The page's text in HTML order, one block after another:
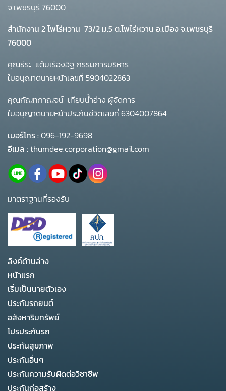
จ.เพชรบุรี 76000
สำนักงาน 2 โพโร่หวาน 73/2 ม.5 ต.โพไร่หวาน อ.เมือง จ.เพชรบุรี
76000
คุณธีระ แต้มเรืองอิฐ กรรมการบริหาร
ใบอนุญาตนายหน้าเลขที่ 5904022863
คุณกัญทกาญจน์ เทียบน้ำอ่าง ผู้จัดการ
ใบอนุญาตนายหน้าประกันชีวิตเลขที่ 6304007864
เบอร์โทร :096-192-9698
อีเมล :thumdee.corporation@gmail.com
มาตราฐานที่รองรับ
ลิงค์ด้านล่าง
หน้าแรก
เริ่มเป็นนายตัวเอง
ประกันรถยนต์
อสังหาริมทรัพย์
โปรประกันรถ
ประกันสุขภาพ
ประกันอื่นๆ
ประกันความรับผิดต่อวิชาชีพ
ประกันก่อสร้าง